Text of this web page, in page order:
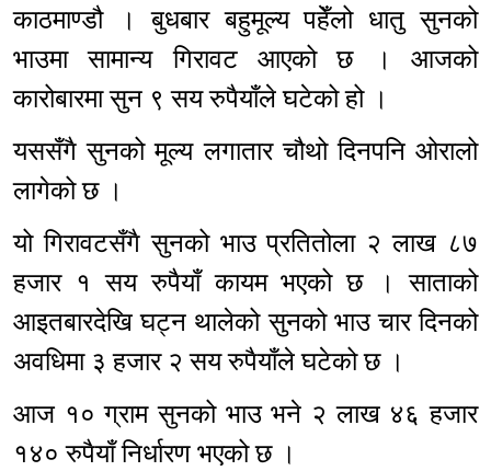
काठमाण्डौ । बुधबार बहुमूल्य पहेँलो धातु सुनको
भाउमा सामान्य गिरावट आएको छ । आजको
कारोबारमा सुन ९ सय रुपैयाँले घटेको हो ।
यससँगै सुनको मूल्य लगातार चौथो दिनपनि ओरालो
लागेको छ ।
यो गिरावटसँगै सुनको भाउ प्रतितोला २ लाख ८७
हजार १ सय रुपैयाँ कायम भएको छ । साताको
आइतबारदेखि घट्न थालेको सुनको भाउ चार दिनको
अवधिमा ३ हजार २ सय रुपैयाँले घटेको छ ।
आज १० ग्राम सुनको भाउ भने २ लाख ४६ हजार
१४० रुपैयाँ निर्धारण भएको छ ।